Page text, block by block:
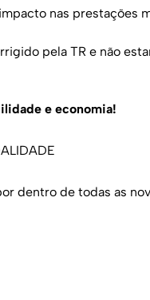
nas prestações
pela TR e não
e economia!
dentro de todas as